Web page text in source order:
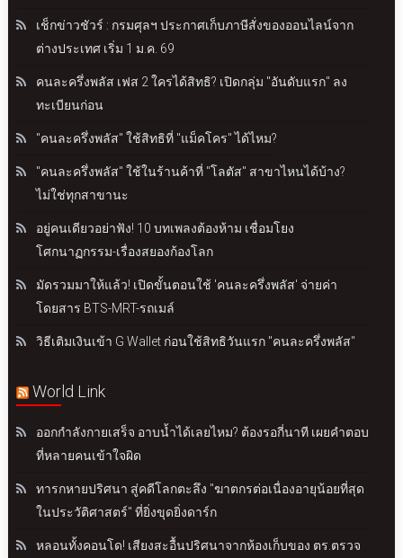
เช็กข่าวชัวร์ : กรมศุลฯ ประกาศเก็บภาษีสั่งของออนไลน์จาก
ต่างประเทศ เริ่ม 1 ม.ค. 69
คนละครึ่งพลัส เฟส 2 ใครได้สิทธิ? เปิดกลุ่ม "อันดับแรก" ลง
ทะเบียนก่อน
"คนละครึ่งพลัส" ใช้สิทธิที่ "แม็คโคร" ได้ไหม?
"คนละครึ่งพลัส" ใช้ในร้านค้าที่ "โลตัส" สาขาไหนได้บ้าง?
ไม่ใช่ทุกสาขานะ
อยู่คนเดียวอย่าฟัง! 10 บทเพลงต้องห้าม เชื่อมโยง
โศกนาฏกรรม-เรื่องสยองก้องโลก
มัดรวมมาให้แล้ว! เปิดขั้นตอนใช้ 'คนละครึ่งพลัส' จ่ายค่า
โดยสาร BTS-MRT-รถเมล์
วิธีเติมเงินเข้า G Wallet ก่อนใช้สิทธิวันแรก "คนละครึ่งพลัส"
World Link
ออกกำลังกายเสร็จ อาบน้ำได้เลยไหม? ต้องรอกี่นาที เผยคำตอบ
ที่หลายคนเข้าใจผิด
ทารกหายปริศนา สู่คดีโลกตะลึง "ฆาตกรต่อเนื่องอายุน้อยที่สุด
ในประวัติศาสตร์" ที่ยิ่งขุดยิ่งดาร์ก
หลอนทั้งคอนโด! เสียงสะอื้นปริศนาจากห้องเก็บของ ตร.ตรวจ